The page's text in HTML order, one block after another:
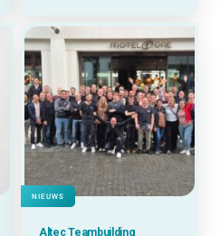
NIEUWS
Altec Teambuilding